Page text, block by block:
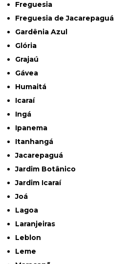
Freguesia
Freguesia de Jacarepaguá
Gardênia Azul
Glória
Grajaú
Gávea
Humaitá
Icaraí
Ingá
Ipanema
Itanhangá
Jacarepaguá
Jardim Botânico
Jardim Icaraí
Joá
Lagoa
Laranjeiras
Leblon
Leme